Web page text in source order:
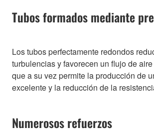
Tubos formados mediante
Los tubos perfectamente redondos
turbulencias y favorecen un flujo de
que a su vez permite la producción de
excelente y la reducción de la
Numerosos refuerzos